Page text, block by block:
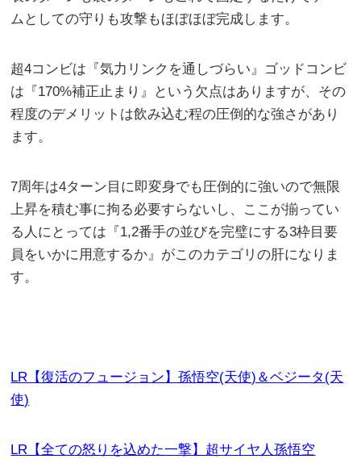
ムとしての守りも攻撃もほぼほぼ完成します。
超4コンビは『気力リンクを通しづらい』ゴッドコンビ
は『170%補正止まり』という欠点はありますが、その
程度のデメリットは飲み込む程の圧倒的な強さがあり
ます。
7周年は4ターン目に即変身でも圧倒的に強いので無限
上昇を積む事に拘る必要すらないし、ここが揃ってい
る人にとっては『1,2番手の並びを完璧にする3枠目要
員をいかに用意するか』がこのカテゴリの肝になりま
す。
LR【復活のフュージョン】孫悟空(天使)＆ベジータ(天
使)
LR【全ての怒りを込めた一撃】超サイヤ人孫悟空